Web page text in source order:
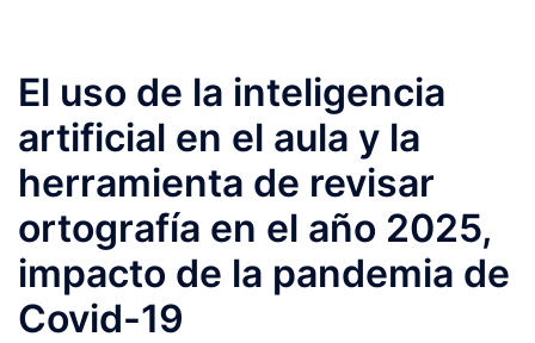
El uso de la inteligencia
artificial en el aula y la
herramienta de revisar
ortografía en el año 2025,
impacto de la pandemia de
Covid-19